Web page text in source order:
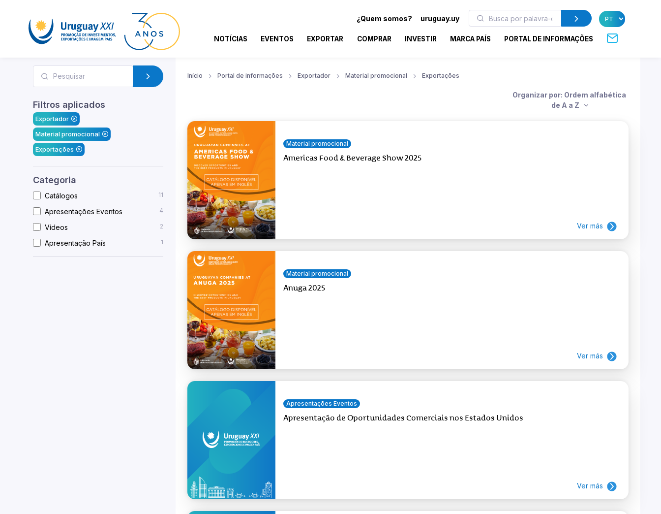
¿Quem somos? uruguay.uy
NOTÍCIAS EVENTOS EXPORTAR COMPRAR INVESTIR MARCA PAÍS PORTAL DE INFORMAÇÕES
Filtros aplicados
Exportador
Material promocional
Exportações
Categoria
Catálogos 11
Apresentações Eventos 4
Vídeos 2
Apresentação País 1
Início Portal de informações Exportador Material promocional Exportações
Organizar por: Ordem alfabética
de A a Z
Material promocional
Americas Food & Beverage Show 2025
Ver más
Material promocional
Anuga 2025
Ver más
Apresentações Eventos
Apresentação de Oportunidades Comerciais nos Estados Unidos
Ver más